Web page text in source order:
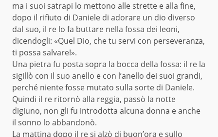
ma i suoi satrapi lo mettono alle strette e alla fine,
dopo il rifiuto di Daniele di adorare un dio diverso
dal suo, il re lo fa buttare nella fossa dei leoni,
dicendogli: «Quel Dio, che tu servi con perseveranza,
ti possa salvare!».
Una pietra fu posta sopra la bocca della fossa: il re la
sigillò con il suo anello e con l’anello dei suoi grandi,
perché niente fosse mutato sulla sorte di Daniele.
Quindi il re ritornò alla reggia, passò la notte
digiuno, non gli fu introdotta alcuna donna e anche
il sonno lo abbandonò.
La mattina dopo il re si alzò di buon’ora e sullo